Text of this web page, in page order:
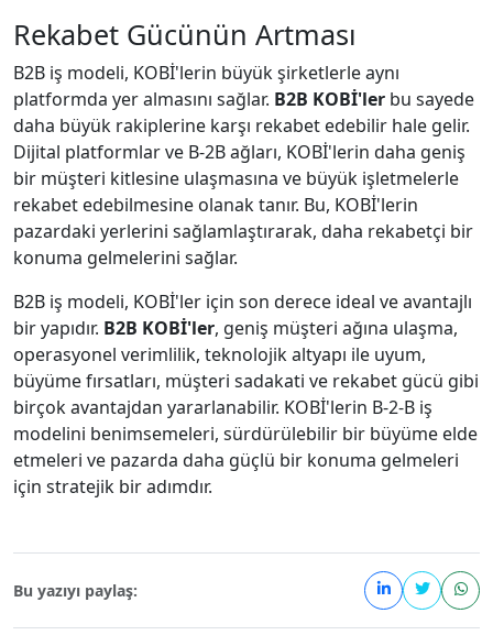
Rekabet Gücünün Artması
B2B iş modeli, KOBİ'lerin büyük şirketlerle aynı
platformda yer almasını sağlar. B2B KOBİ'ler bu sayede
daha büyük rakiplerine karşı rekabet edebilir hale gelir.
Dijital platformlar ve B-2B ağları, KOBİ'lerin daha geniş
bir müşteri kitlesine ulaşmasına ve büyük işletmelerle
rekabet edebilmesine olanak tanır. Bu, KOBİ'lerin
pazardaki yerlerini sağlamlaştırarak, daha rekabetçi bir
konuma gelmelerini sağlar.
B2B iş modeli, KOBİ'ler için son derece ideal ve avantajlı
bir yapıdır. B2B KOBİ'ler, geniş müşteri ağına ulaşma,
operasyonel verimlilik, teknolojik altyapı ile uyum,
büyüme fırsatları, müşteri sadakati ve rekabet gücü gibi
birçok avantajdan yararlanabilir. KOBİ'lerin B-2-B iş
modelini benimsemeleri, sürdürülebilir bir büyüme elde
etmeleri ve pazarda daha güçlü bir konuma gelmeleri
için stratejik bir adımdır.
Bu yazıyı paylaş: